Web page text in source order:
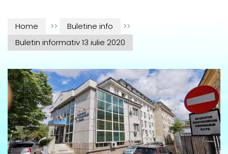
Home >> Buletine info
>>
Buletin informativ 13 iulie 2020